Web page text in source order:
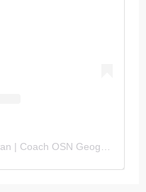
A post shared by Agnas Setiawan | Coach OSN Geografi (@gurugeografi)